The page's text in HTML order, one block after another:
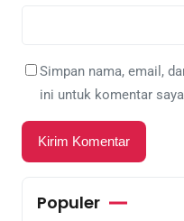
Simpan nama, email,
ini untuk komentar
Populer